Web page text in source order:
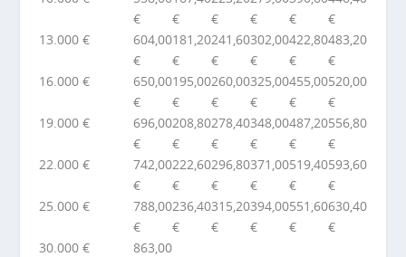
€
€
€
€
€
€
13.000 €
604,00
€
181,20
€
241,60
€
302,00
€
422,80
€
483,20
€
16.000 €
650,00
€
195,00
€
260,00
€
325,00
€
455,00
€
520,00
€
19.000 €
696,00
€
208,80
€
278,40
€
348,00
€
487,20
€
556,80
€
22.000 €
742,00
€
222,60
€
296,80
€
371,00
€
519,40
€
593,60
€
25.000 €
788,00
€
236,40
€
315,20
€
394,00
€
551,60
€
630,40
€
30.000 €
863,00